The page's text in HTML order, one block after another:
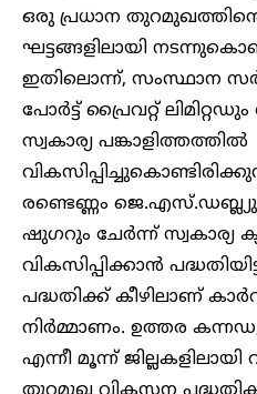
ഒരു പ്രധാന
ഘട്ടങ്ങളിലായി
ഇതിലൊന്ന്, സംസ്ഥാന
പോർട്ട് പ്രൈവറ്റ്
സ്വകാര്യ പങ്കാളിത്തത്തിൽ
രണ്ടെണ്ണം
ഷുഗറും ചേർന്ന് സ്വകാര്യ
വികസിപ്പിക്കാൻ
പദ്ധതിക്ക് കീഴിലാണ്
നിർമ്മാണം. ഉത്തര
എന്നീ മൂന്ന്